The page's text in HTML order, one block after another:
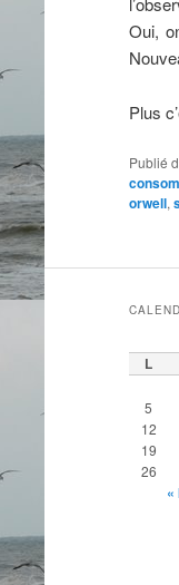
Oui,
Plus
Publié
orwell,
L
5
12
19
26
«